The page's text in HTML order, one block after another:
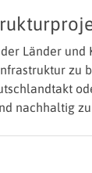
Länder und
zu
nachhaltig